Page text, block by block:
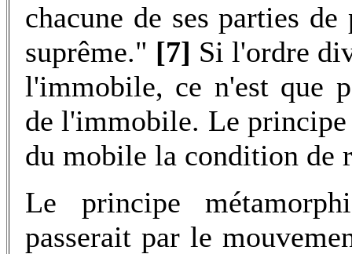
chacune de ses parties
suprême." [7] Si l'ordre
l'immobile, ce n'est que
de l'immobile. Le
du mobile la condition de
Le principe
passerait par le